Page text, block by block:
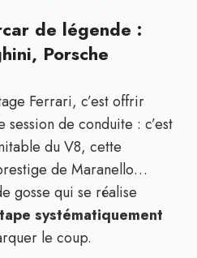
de légende :
Porsche
Ferrari, c’est offrir
session de conduite : c’est
du V8, cette
de Maranello…
gosse qui se réalise
systématiquement
le coup.